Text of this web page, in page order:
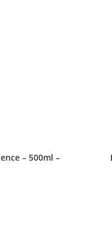
– 500ml –